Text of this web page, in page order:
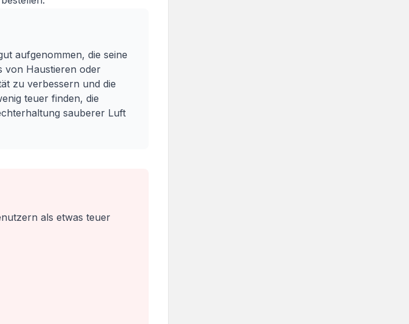
aufgenommen, die seine
von Haustieren oder
zu verbessern und die
teuer finden, die
sauberer Luft
als etwas teuer